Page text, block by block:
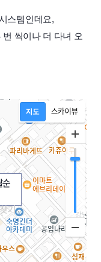
스템인데요,
씩이나 더 다녀 오
기